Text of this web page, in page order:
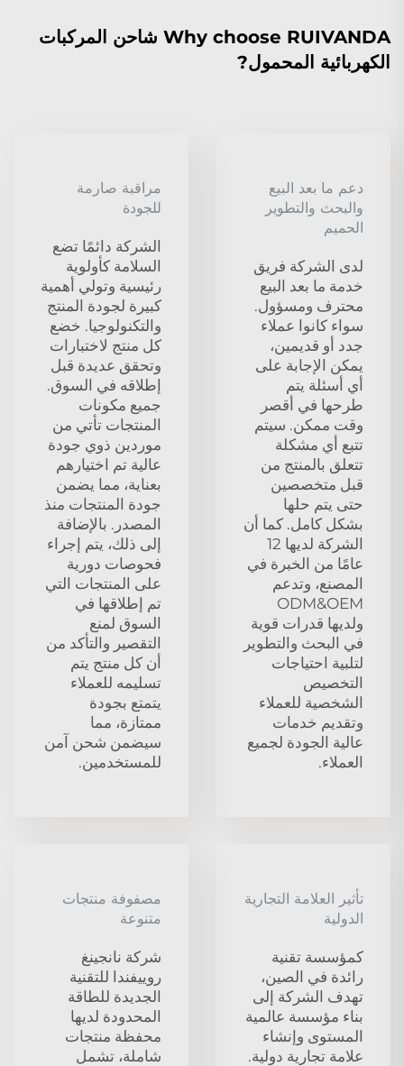
Why choose RUIVANDA شاحن المركبات
الكهربائية المحمول?
دعم ما بعد البيع
والبحث والتطوير
الحميم
لدى الشركة فريق
خدمة ما بعد البيع
محترف ومسؤول.
سواء كانوا عملاء
جدد أو قديمين،
يمكن الإجابة على
أي أسئلة يتم
طرحها في أقصر
وقت ممكن. سيتم
تتبع أي مشكلة
تتعلق بالمنتج من
قبل متخصصين
حتى يتم حلها
بشكل كامل. كما أن
الشركة لديها 12
عامًا من الخبرة في
المصنع، وتدعم
ODM&OEM
ولديها قدرات قوية
في البحث والتطوير
لتلبية احتياجات
التخصيص
الشخصية للعملاء
وتقديم خدمات
عالية الجودة لجميع
العملاء.
مراقبة صارمة
للجودة
الشركة دائمًا تضع
السلامة كأولوية
رئيسية وتولي أهمية
كبيرة لجودة المنتج
والتكنولوجيا. خضع
كل منتج لاختبارات
وتحقق عديدة قبل
إطلاقه في السوق.
جميع مكونات
المنتجات تأتي من
موردين ذوي جودة
عالية تم اختيارهم
بعناية، مما يضمن
جودة المنتجات منذ
المصدر. بالإضافة
إلى ذلك، يتم إجراء
فحوصات دورية
على المنتجات التي
تم إطلاقها في
السوق لمنع
التقصير والتأكد من
أن كل منتج يتم
تسليمه للعملاء
يتمتع بجودة
ممتازة، مما
سيضمن شحن آمن
للمستخدمين.
تأثير العلامة التجارية
الدولية
كمؤسسة تقنية
رائدة في الصين،
تهدف الشركة إلى
بناء مؤسسة عالمية
المستوى وإنشاء
علامة تجارية دولية.
مصفوفة منتجات
متنوعة
شركة نانجينغ
روييفندا للتقنية
الجديدة للطاقة
المحدودة لديها
محفظة منتجات
شاملة، تشمل